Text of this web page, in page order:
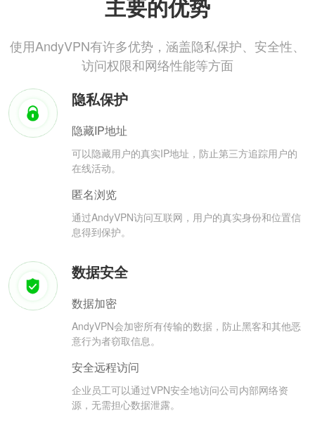
主要的优势
使用AndyVPN有许多优势，涵盖隐私保护、安全性、
访问权限和网络性能等方面
隐私保护
隐藏IP地址
可以隐藏用户的真实IP地址，防止第三方追踪用户的
在线活动。
匿名浏览
通过AndyVPN访问互联网，用户的真实身份和位置信
息得到保护。
数据安全
数据加密
AndyVPN会加密所有传输的数据，防止黑客和其他恶
意行为者窃取信息。
安全远程访问
企业员工可以通过VPN安全地访问公司内部网络资
源，无需担心数据泄露。